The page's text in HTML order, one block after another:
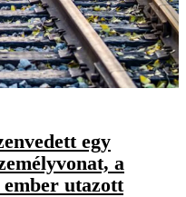
egy
a
ember utazott